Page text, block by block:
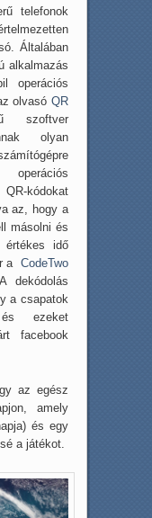
telefonok
Általában
alkalmazás
operációs
olvasó QR
szoftver
olyan
kódokat
az, hogy a
másolni és
idő
a CodeTwo
dekódolás
a csapatok
és ezeket
facebook
az egész
amely
és egy
a játékot.